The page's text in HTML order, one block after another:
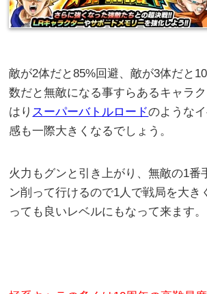
敵が2体だと85%回避、敵が3体だと
数だと無敵になる事すらあるキャラ
はり スーパーバトルロードのような
感も一際大きくなるでしょう。
火力もグンと引き上がり、無敵の1番
ン削って行けるので1人で戦局を大き
っても良いレベルにもなって来ます。